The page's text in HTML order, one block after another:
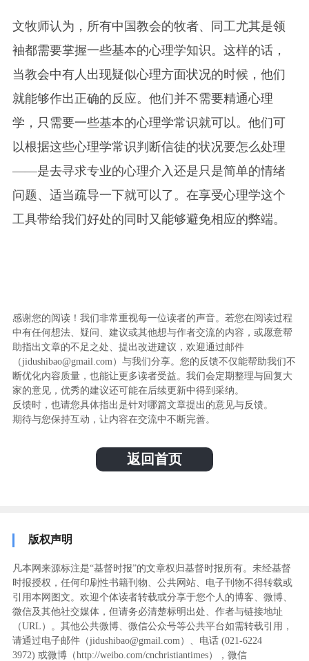
文牧师认为，所有中国教会的牧者、同工尤其是领
袖都需要掌握一些基本的心理学知识。这样的话，
当教会中有人出现疑似心理方面状况的时候，他们
就能够作出正确的反应。他们并不需要精通心理
学，只需要一些基本的心理学常识就可以。他们可
以根据这些心理学常识判断信徒的状况要怎么处理
——是去寻求专业的心理介入还是只是简单的情绪
问题、适当疏导一下就可以了。在享受心理学这个
工具带给我们好处的同时又能够避免相应的弊端。
感谢您的阅读！我们非常重视每一位读者的声音。若您在阅读过程
中有任何想法、疑问、建议或其他想与作者交流的内容，或愿意帮
助指出文章的不足之处、提出改进建议，欢迎通过邮件
（jidushibao@gmail.com）与我们分享。您的反馈不仅能帮助我们不
断优化内容质量，也能让更多读者受益。我们会定期整理与回复大
家的意见，优秀的建议还可能在后续更新中得到采纳。
反馈时，也请您具体指出是针对哪篇文章提出的意见与反馈。
期待与您保持互动，让内容在交流中不断完善。
返回首页
版权声明
凡本网来源标注是“基督时报”的文章权归基督时报所有。未经基督
时报授权，任何印刷性书籍刊物、公共网站、电子刊物不得转载或
引用本网图文。欢迎个体读者转载或分享于您个人的博客、微博、
微信及其他社交媒体，但请务必清楚标明出处、作者与链接地址
（URL）。其他公共微博、微信公众号等公共平台如需转载引用，
请通过电子邮件（jidushibao@gmail.com）、电话 (021-6224
3972) ‬或微博（http://weibo.com/cnchristiantimes），微信